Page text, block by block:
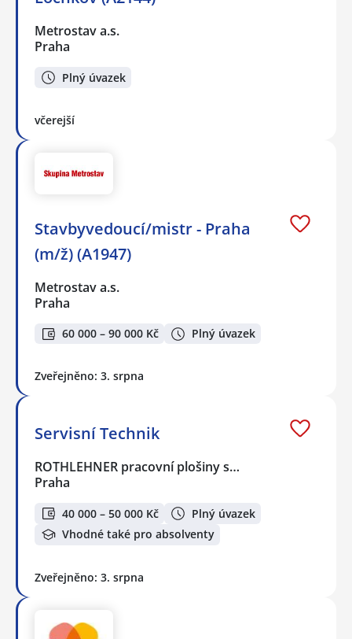
Metrostav a.s.
Praha
Plný úvazek
včerejší
Stavbyvedoucí/mistr - Praha
(m/ž) (A1947)
Metrostav a.s.
Praha
60 000 – 90 000 Kč Plný úvazek
Zveřejněno: 3. srpna
Servisní Technik
ROTHLEHNER pracovní plošiny s…
Praha
40 000 – 50 000 Kč
Plný úvazek
Vhodné také pro absolventy
Zveřejněno: 3. srpna